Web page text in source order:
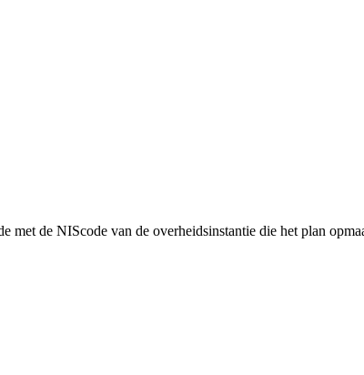
met de NIScode van de overheidsinstantie die het plan